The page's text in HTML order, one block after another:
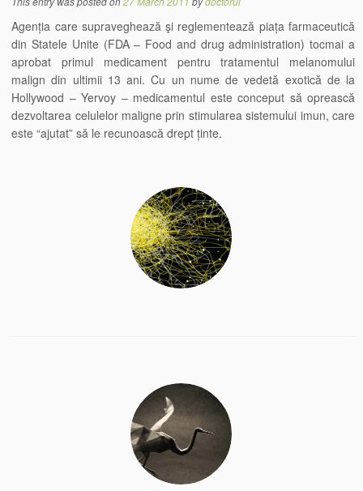
Agenția care supraveghează şi reglementează piața farmaceutică
din Statele Unite (FDA – Food and drug administration) tocmai a
aprobat primul medicament pentru tratamentul melanomului
malign din ultimii 13 ani. Cu un nume de vedetă exotică de la
Hollywood – Yervoy – medicamentul este conceput să oprească
dezvoltarea celulelor maligne prin stimularea sistemului imun, care
este “ajutat” să le recunoască drept ținte.